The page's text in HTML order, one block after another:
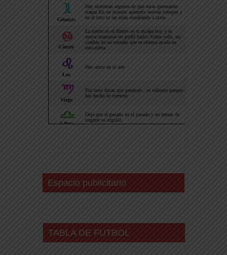
Espacio publicitario
TABLA DE FUTBOL